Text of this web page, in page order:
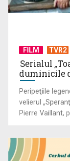
urmărind ...
„Dansatoarea
loialitate și ...
FILM TVR2
Serialul
duminicile
Peripeţiile
velierul
Pierre Vaillant,